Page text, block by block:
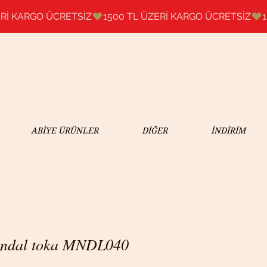
ABİYE ÜRÜNLER DİĞER İNDİRİM
toka MNDL040